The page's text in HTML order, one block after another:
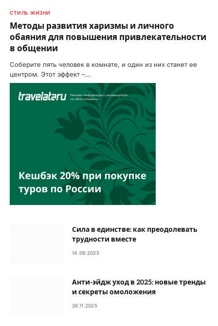
СТИЛЬ ЖИЗНИ
Методы развития харизмы и личного
обаяния для повышения привлекательности
в общении
Соберите пять человек в комнате, и один из них станет ее
центром. Этот эффект –…
Сила в единстве: как преодолевать
трудности вместе
14.09.2025
Анти-эйдж уход в 2025: новые тренды
и секреты омоложения
26.11.2025